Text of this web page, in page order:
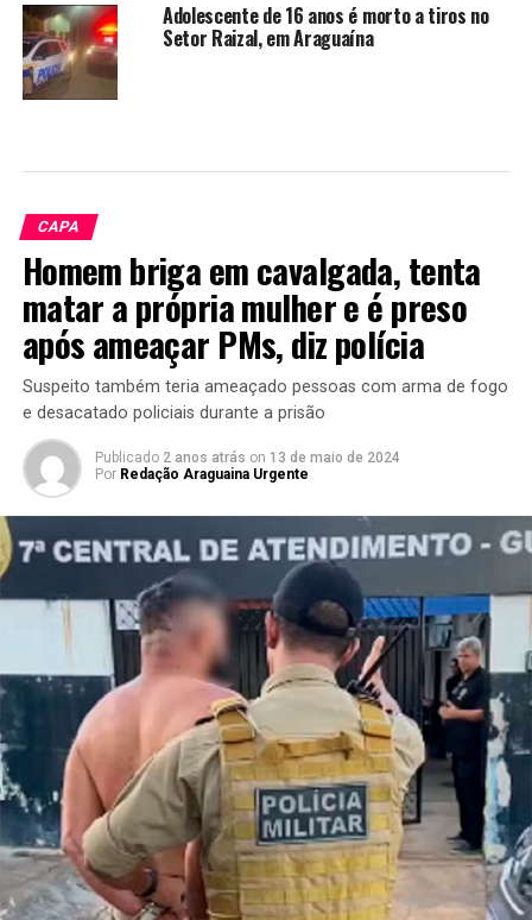
Adolescente de 16 anos é morto a tiros no
Setor Raizal, em Araguaína
CAPA
Homem briga em cavalgada, tenta
matar a própria mulher e é preso
após ameaçar PMs, diz polícia
Suspeito também teria ameaçado pessoas com arma de fogo
e desacatado policiais durante a prisão
Publicado 2 anos atrás on 13 de maio de 2024
Por Redação Araguaina Urgente